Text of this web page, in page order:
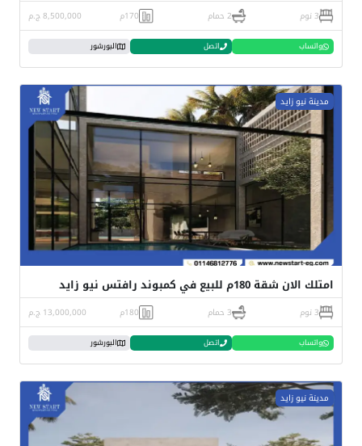
3 نوم 2 حمام 170م 8,500,000 ج.م
واتساب اتصل البورشور
مدينة نيو زايد
امتلك الان شقة 180م للبيع في كمبوند رافتس نيو زايد
3 نوم 3 حمام 180م 13,000,000 ج.م
واتساب اتصل البورشور
مدينة نيو زايد